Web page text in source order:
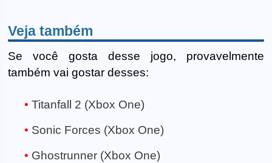
Veja também
Se você gosta desse jogo, provavelmente
também vai gostar desses:
Titanfall 2 (Xbox One)
Sonic Forces (Xbox One)
Ghostrunner (Xbox One)